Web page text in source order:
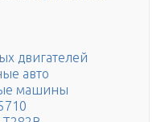
двигателей
авто
машины